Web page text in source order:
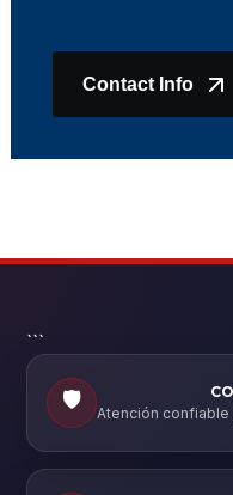
Contact Info
```
🛡️
Atención